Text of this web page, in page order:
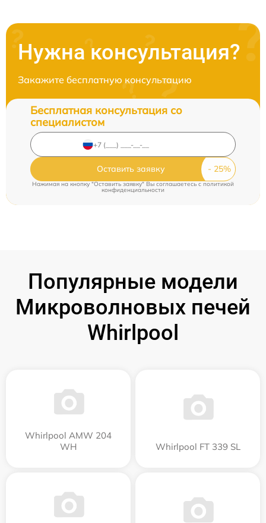
Нужна консультация?
Закажите бесплатную консультацию
Бесплатная консультация со
специалистом
Оставить заявку
Нажимая на кнопку "Оставить заявку" Вы соглашаетесь c политикой
конфиденциальности
Популярные модели
Микроволновых печей
Whirlpool
Whirlpool AMW 204
WH
Whirlpool FT 339 SL